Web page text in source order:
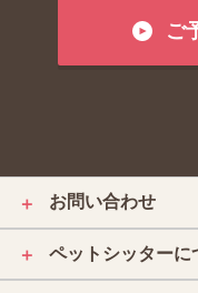
ご
＋ お問い合わせ
＋ ペットシッターに